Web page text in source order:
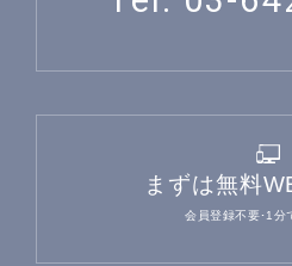
まずは無料
会員登録不要･1分